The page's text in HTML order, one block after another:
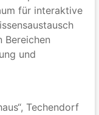
für interaktive
Bereichen
und
Techendorf